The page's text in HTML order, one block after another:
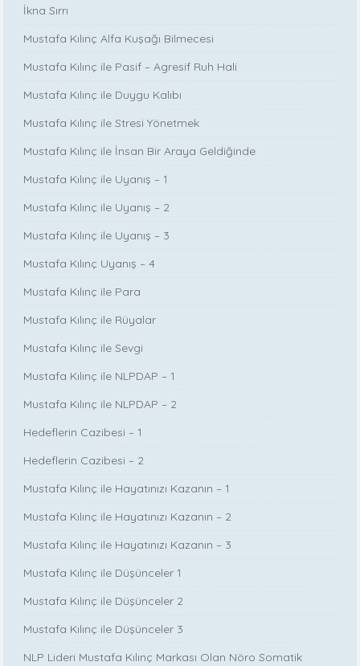
İkna Sırrı
Mustafa Kılınç Alfa Kuşağı Bilmecesi
Mustafa Kılınç ile Pasif – Agresif Ruh Hali
Mustafa Kılınç ile Duygu Kalıbı
Mustafa Kılınç ile Stresi Yönetmek
Mustafa Kılınç ile İnsan Bir Araya Geldiğinde
Mustafa Kılınç ile Uyanış – 1
Mustafa Kılınç ile Uyanış – 2
Mustafa Kılınç ile Uyanış – 3
Mustafa Kılınç Uyanış – 4
Mustafa Kılınç ile Para
Mustafa Kılınç ile Rüyalar
Mustafa Kılınç ile Sevgi
Mustafa Kılınç ile NLPDAP – 1
Mustafa Kılınç ile NLPDAP – 2
Hedeflerin Cazibesi – 1
Hedeflerin Cazibesi – 2
Mustafa Kılınç ile Hayatınızı Kazanın – 1
Mustafa Kılınç ile Hayatınızı Kazanın – 2
Mustafa Kılınç ile Hayatınızı Kazanın – 3
Mustafa Kılınç ile Düşünceler 1
Mustafa Kılınç ile Düşünceler 2
Mustafa Kılınç ile Düşünceler 3
NLP Lideri Mustafa Kılınç Markası Olan Nöro Somatik